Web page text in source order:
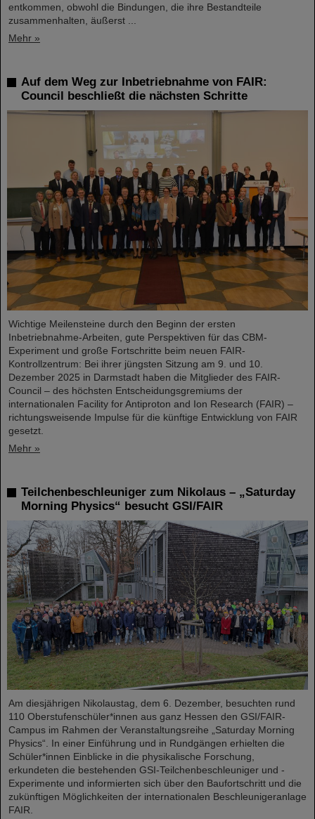
entkommen, obwohl die Bindungen, die ihre Bestandteile
zusammenhalten, äußerst ...
Mehr »
Auf dem Weg zur Inbetriebnahme von FAIR:
Council beschließt die nächsten Schritte
Wichtige Meilensteine durch den Beginn der ersten
Inbetriebnahme-Arbeiten, gute Perspektiven für das CBM-
Experiment und große Fortschritte beim neuen FAIR-
Kontrollzentrum: Bei ihrer jüngsten Sitzung am 9. und 10.
Dezember 2025 in Darmstadt haben die Mitglieder des FAIR-
Council – des höchsten Entscheidungsgremiums der
internationalen Facility for Antiproton and Ion Research (FAIR) –
richtungsweisende Impulse für die künftige Entwicklung von FAIR
gesetzt.
Mehr »
Teilchenbeschleuniger zum Nikolaus – „Saturday
Morning Physics“ besucht GSI/FAIR
Am diesjährigen Nikolaustag, dem 6. Dezember, besuchten rund
110 Oberstufenschüler*innen aus ganz Hessen den GSI/FAIR-
Campus im Rahmen der Veranstaltungsreihe „Saturday Morning
Physics“. In einer Einführung und in Rundgängen erhielten die
Schüler*innen Einblicke in die physikalische Forschung,
erkundeten die bestehenden GSI-Teilchenbeschleuniger und -
Experimente und informierten sich über den Baufortschritt und die
zukünftigen Möglichkeiten der internationalen Beschleunigeranlage
FAIR.